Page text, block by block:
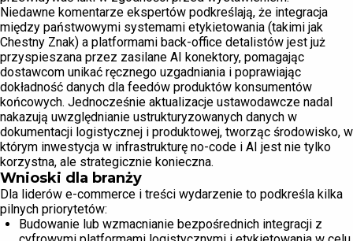
Niedawne komentarze ekspertów podkreślają, że integracja
między państwowymi systemami etykietowania (takimi jak
Chestny Znak) a platformami back-office detalistów jest już
przyspieszana przez zasilane AI konektory, pomagając
dostawcom unikać ręcznego uzgadniania i poprawiając
dokładność danych dla feedów produktów konsumentów
końcowych. Jednocześnie aktualizacje ustawodawcze nadal
nakazują uwzględnianie ustrukturyzowanych danych w
dokumentacji logistycznej i produktowej, tworząc środowisko, w
którym inwestycja w infrastrukturę no-code i AI jest nie tylko
korzystna, ale strategicznie konieczna.
Wnioski dla branży
Dla liderów e-commerce i treści wydarzenie to podkreśla kilka
pilnych priorytetów:
Budowanie lub wzmacnianie bezpośrednich integracji z